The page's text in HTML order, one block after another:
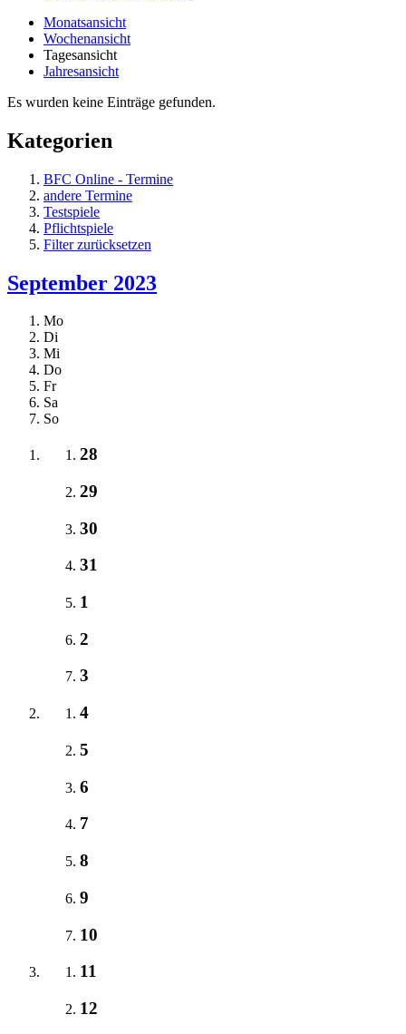
Monatsansicht
Wochenansicht
Tagesansicht
Jahresansicht
Es wurden keine Einträge gefunden.
Kategorien
BFC Online - Termine
andere Termine
Testspiele
Pflichtspiele
Filter zurücksetzen
September 2023
Mo
Di
Mi
Do
Fr
Sa
So
28
29
30
31
1
2
3
4
5
6
7
8
9
10
11
12